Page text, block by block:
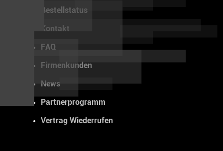
Bestellstatus
Kontakt
FAQ
Firmenkunden
News
Partnerprogramm
Vertrag Wiederrufen